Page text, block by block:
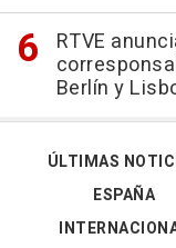
RTVE
Berlín y
ÚLTIMAS
ESPAÑA